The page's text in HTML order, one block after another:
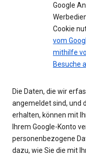
Google
Cookie
vom
mithilfe
Besuche
Die Daten, die wir
angemeldet sind, und
erhalten, können mit
Ihrem Google-Konto
personenbezogene
dazu, wie Sie die mit